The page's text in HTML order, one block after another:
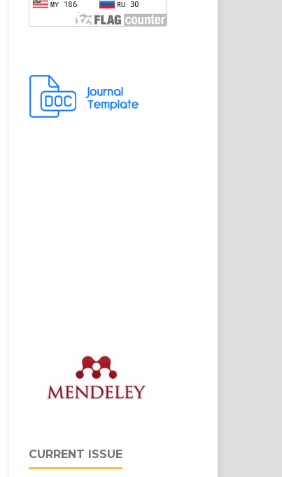
CURRENT ISSUE